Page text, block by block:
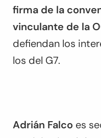
firma de la
vinculante de la
defiendan los
los del G7.
Adrián Falco es